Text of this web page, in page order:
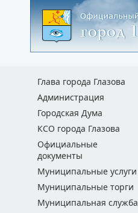
Глава города Глазова
Администрация
Городская Дума
КСО города Глазова
Официальные
документы
Муниципальные услуги
Муниципальные торги
Муниципальная служба